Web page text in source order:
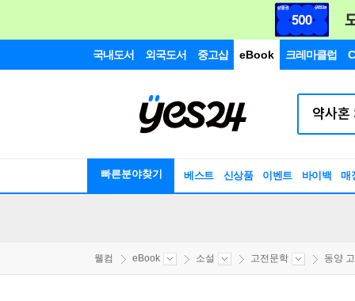
국내도서 외국도서 중고샵 eBook 크레마클럽
빠른분야찾기 베스트 신상품 이벤트 바이백 매
웰컴 eBook 소설 고전문학 동양